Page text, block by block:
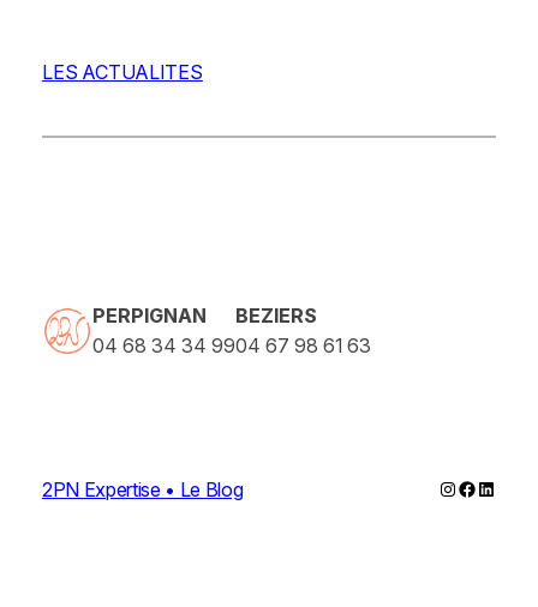
LES ACTUALITES
PERPIGNAN
04 68 34 34 99
BEZIERS
04 67 98 61 63
2PN Expertise • Le Blog Instagram